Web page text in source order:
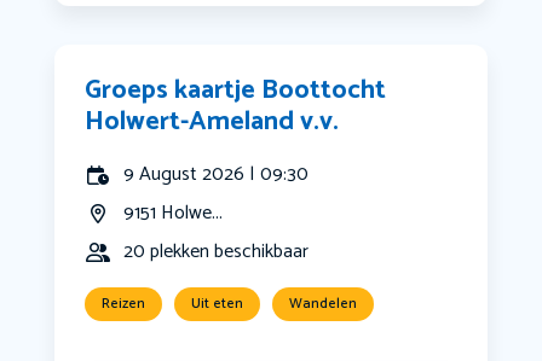
Groeps kaartje Boottocht
Holwert-Ameland v.v.
9 August 2026 | 09:30
9151 Holwe...
20 plekken beschikbaar
Reizen Uit eten Wandelen